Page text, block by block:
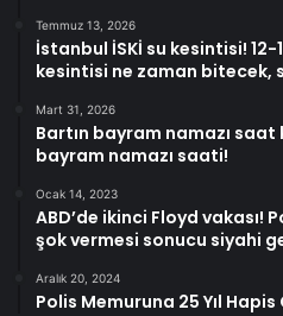
Temmuz 13, 2026
İstanbul İSKİ su kesintisi!
kesintisi ne zaman bitecek,
Mart 31, 2026
Bartın bayram namazı saat
bayram namazı saati!
Ocak 14, 2023
ABD’de ikinci Floyd
şok vermesi sonucu siyahi
Aralık 20, 2024
Polis Memuruna 25 Yıl Hapis